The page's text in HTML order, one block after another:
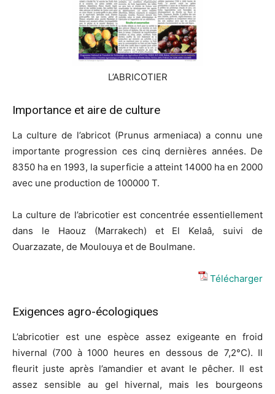
L’ABRICOTIER
Importance et aire de culture
La culture de l’abricot (Prunus armeniaca) a connu une
importante progression ces cinq dernières années. De
8350 ha en 1993, la superficie a atteint 14000 ha en 2000
avec une production de 100000 T.
La culture de l’abricotier est concentrée essentiellement
dans le Haouz (Marrakech) et El Kelaâ, suivi de
Ouarzazate, de Moulouya et de Boulmane.
Télécharger
Exigences agro-écologiques
L’abricotier est une espèce assez exigeante en froid
hivernal (700 à 1000 heures en dessous de 7,2°C). Il
fleurit juste après l’amandier et avant le pêcher. Il est
assez sensible au gel hivernal, mais les bourgeons